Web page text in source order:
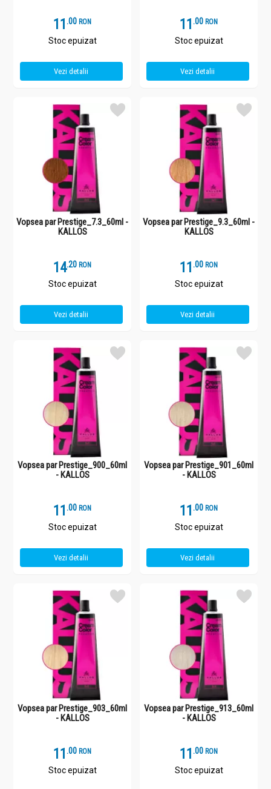
11 .0 RON
Stoc epuizat
Vezi detalii
11 .0 RON
Stoc epuizat
Vezi detalii
Vopsea par Prestige_7.3_60ml -
KALLOS
14.2 RON
Stoc epuizat
Vezi detalii
Vopsea par Prestige_9.3_60ml -
KALLOS
11 .0 RON
Stoc epuizat
Vezi detalii
Vopsea par Prestige_900_60ml
- KALLOS
11 .0 RON
Stoc epuizat
Vezi detalii
Vopsea par Prestige_901_60ml
- KALLOS
11 .0 RON
Stoc epuizat
Vezi detalii
Vopsea par Prestige_903_60ml
- KALLOS
11 .0 RON
Stoc epuizat
Vopsea par Prestige_913_60ml
- KALLOS
11 .0 RON
Stoc epuizat